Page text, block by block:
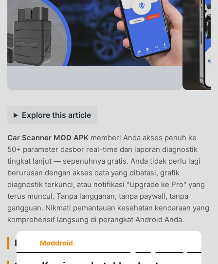
Explore this article
Car Scanner MOD APK memberi Anda akses penuh ke
50+ parameter dasbor real-time dan laporan diagnostik
tingkat lanjut — sepenuhnya gratis. Anda tidak perlu lagi
berurusan dengan akses data yang dibatasi, grafik
diagnostik terkunci, atau notifikasi "Upgrade ke Pro" yang
terus muncul. Tanpa langganan, tanpa paywall, tanpa
gangguan. Nikmati pemantauan kesehatan kendaraan yang
komprehensif langsung di perangkat Android Anda.
FITUR MOD
Moddroid